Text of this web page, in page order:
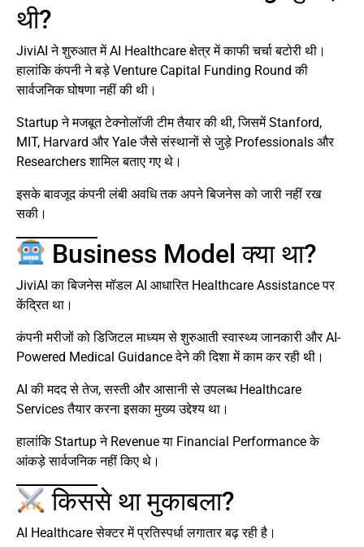
थी?
JiviAI ने शुरुआत में AI Healthcare क्षेत्र में काफी चर्चा बटोरी थी।
हालांकि कंपनी ने बड़े Venture Capital Funding Round की
सार्वजनिक घोषणा नहीं की थी।
Startup ने मजबूत टेक्नोलॉजी टीम तैयार की थी, जिसमें Stanford,
MIT, Harvard और Yale जैसे संस्थानों से जुड़े Professionals और
Researchers शामिल बताए गए थे।
इसके बावजूद कंपनी लंबी अवधि तक अपने बिजनेस को जारी नहीं रख
सकी।
Business Model क्या था?
JiviAI का बिजनेस मॉडल AI आधारित Healthcare Assistance पर
केंद्रित था।
कंपनी मरीजों को डिजिटल माध्यम से शुरुआती स्वास्थ्य जानकारी और AI-
Powered Medical Guidance देने की दिशा में काम कर रही थी।
AI की मदद से तेज, सस्ती और आसानी से उपलब्ध Healthcare
Services तैयार करना इसका मुख्य उद्देश्य था।
हालांकि Startup ने Revenue या Financial Performance के
आंकड़े सार्वजनिक नहीं किए थे।
किससे था मुकाबला?
AI Healthcare सेक्टर में प्रतिस्पर्धा लगातार बढ़ रही है।